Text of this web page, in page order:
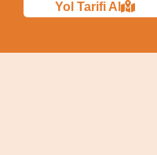
Yol Tarifi Al